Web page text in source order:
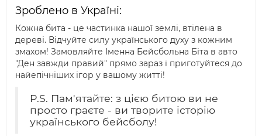
Зроблено в Україні:
Кожна бита - це частинка нашої землі, втілена в
дереві. Відчуйте силу українського духу з кожним
змахом! Замовляйте Іменна Бейсбольна Біта в авто
"Ден завжди правий" прямо зараз і приготуйтеся до
найепічніших ігор у вашому житті!
P.S. Пам'ятайте: з цією битою ви не
просто граєте - ви творите історію
українського бейсболу!